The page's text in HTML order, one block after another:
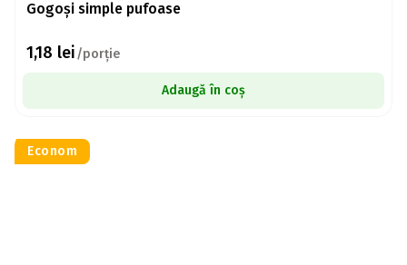
Gogoși simple pufoase
1,18 lei/porție
Adaugă în coș
Econom